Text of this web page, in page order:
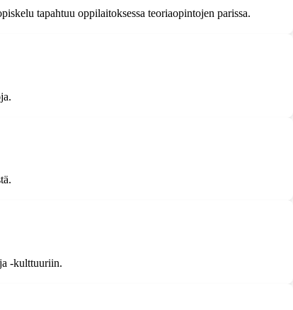
tapahtuu oppilaitoksessa teoriaopintojen parissa.
-kulttuuriin.